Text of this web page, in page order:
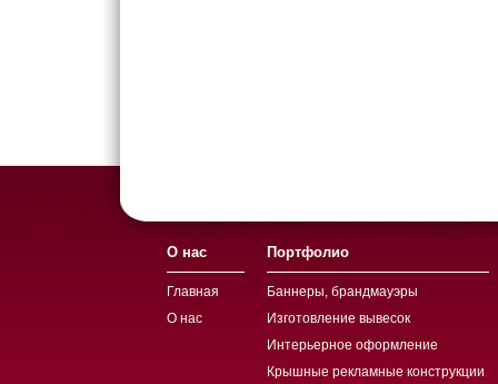
О нас
Главная
О нас
Портфолио
Баннеры, брандмауэры
Изготовление вывесок
Интерьерное оформление
Крышные рекламные конструкции